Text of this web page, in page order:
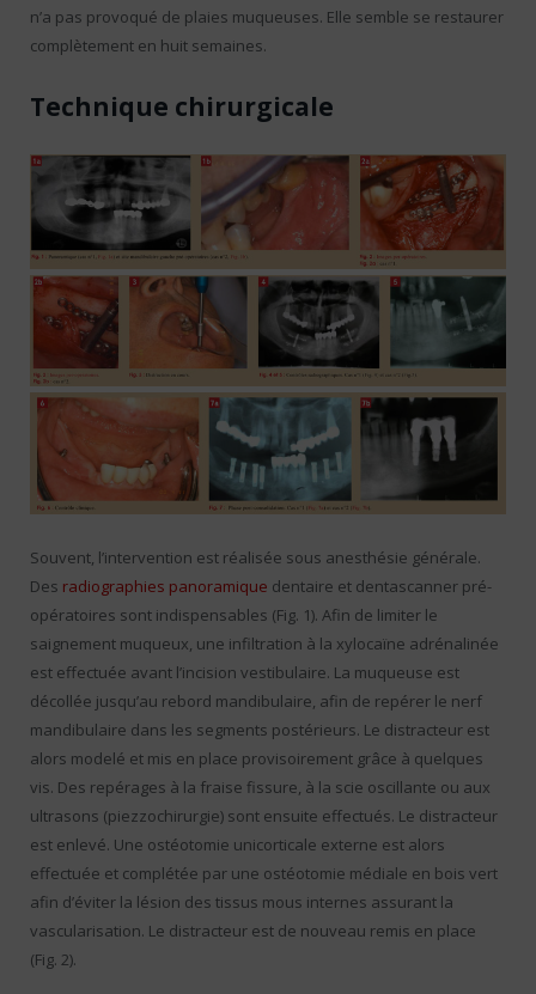
n’a pas provoqué de plaies muqueuses. Elle semble se restaurer
complètement en huit semaines.
Technique chirurgicale
Souvent, l’intervention est réalisée sous anesthésie générale.
Des radiographies panoramique dentaire et dentascanner pré-
opératoires sont indispensables (Fig. 1). Afin de limiter le
saignement muqueux, une infiltration à la xylocaïne adrénalinée
est effectuée avant l’incision vestibulaire. La muqueuse est
décollée jusqu’au rebord mandibulaire, afin de repérer le nerf
mandibulaire dans les segments postérieurs. Le distracteur est
alors modelé et mis en place provisoirement grâce à quelques
vis. Des repérages à la fraise fissure, à la scie oscillante ou aux
ultrasons (piezzochirurgie) sont ensuite effectués. Le distracteur
est enlevé. Une ostéotomie unicorticale externe est alors
effectuée et complétée par une ostéotomie médiale en bois vert
afin d’éviter la lésion des tissus mous internes assurant la
vascularisation. Le distracteur est de nouveau remis en place
(Fig. 2).